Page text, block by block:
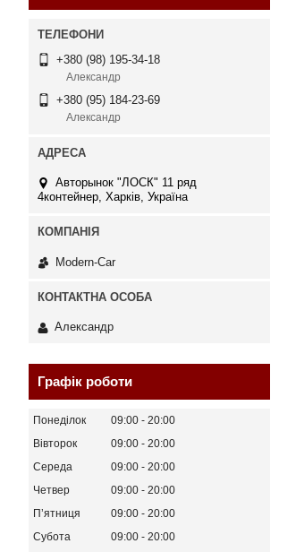
+380 (98) 195-34-18
Александр
+380 (95) 184-23-69
Александр
Авторынок "ЛОСК" 11 ряд
4контейнер, Харків, Україна
Modern-Car
Александр
Графік роботи
Понеділок 09:00
20:00
Вівторок
09:00
20:00
Середа
09:00
20:00
Четвер
09:00
20:00
Пʼятниця
09:00
20:00
Субота
09:00
20:00